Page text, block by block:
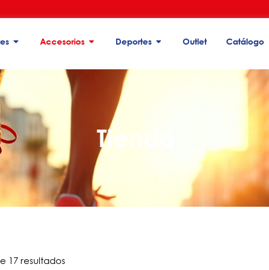
Accesorios Deportes Outlet Catálogo
Tienda
17 resultados